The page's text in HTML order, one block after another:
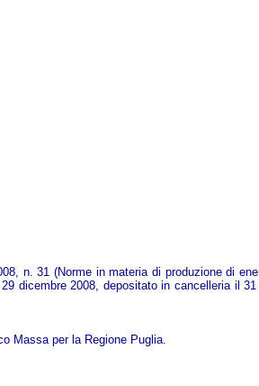
n. 31 (Norme in materia di produzione di
dicembre 2008, depositato in cancelleria il
Massa per la Regione Puglia.